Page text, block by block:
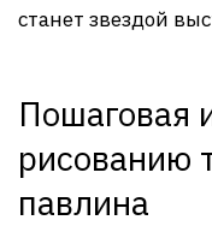
станет звездой
Пошаговая
рисованию
павлина